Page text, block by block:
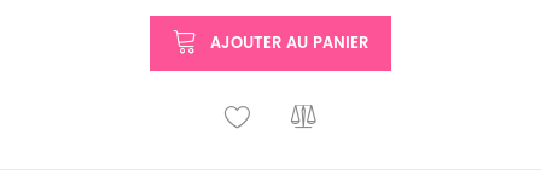
AJOUTER AU PANIER